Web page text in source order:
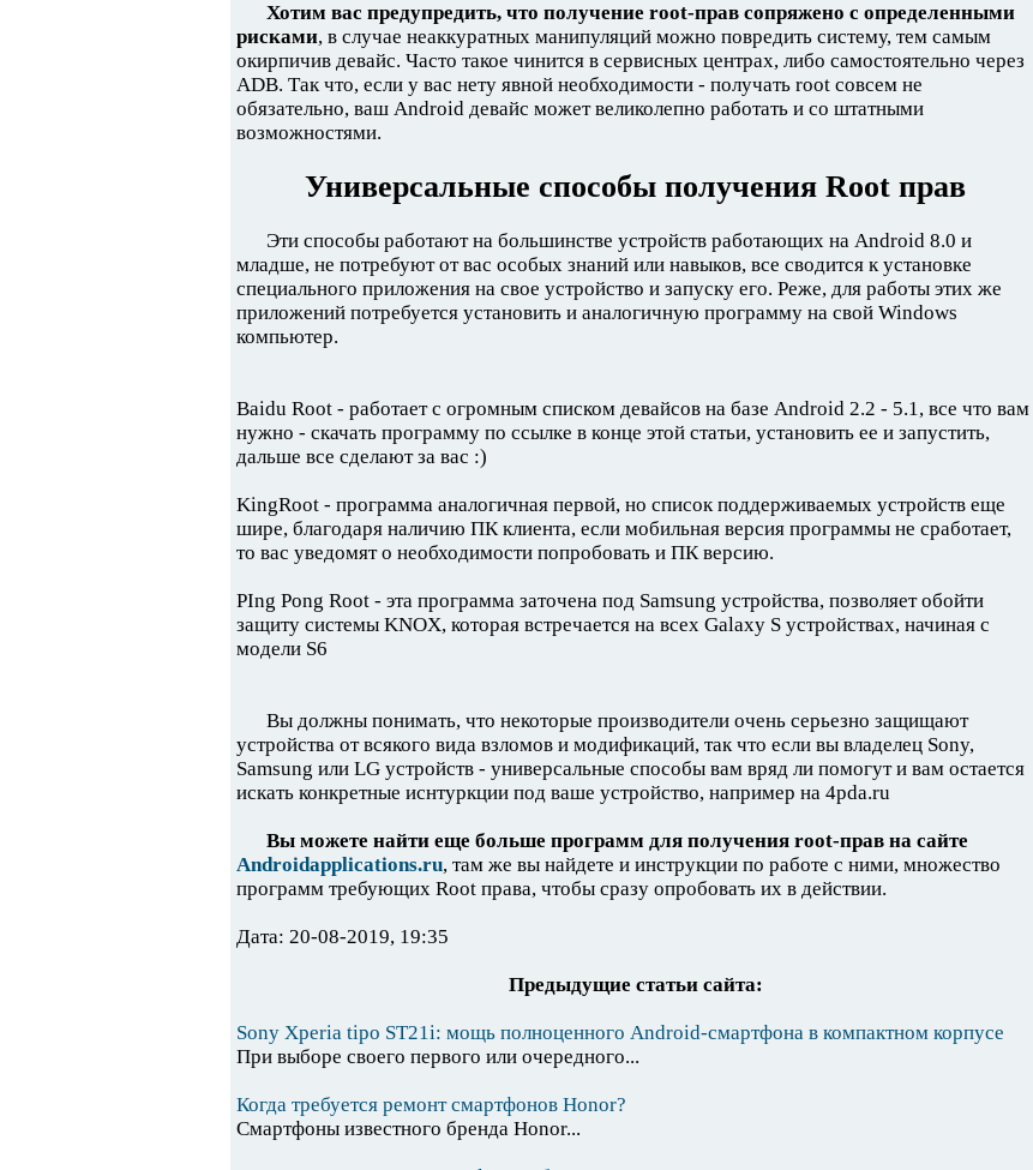
Хотим вас предупредить, что получение root-прав сопряжено с определенными
рисками, в случае неаккуратных манипуляций можно повредить систему, тем самым
окирпичив девайс. Часто такое чинится в сервисных центрах, либо самостоятельно через
ADB. Так что, если у вас нету явной необходимости - получать root совсем не
обязательно, ваш Android девайс может великолепно работать и со штатными
возможностями.
Универсальные способы получения Root прав
Эти способы работают на большинстве устройств работающих на Android 8.0 и
младше, не потребуют от вас особых знаний или навыков, все сводится к установке
специального приложения на свое устройство и запуску его. Реже, для работы этих же
приложений потребуется установить и аналогичную программу на свой Windows
компьютер.
Baidu Root - работает с огромным списком девайсов на базе Android 2.2 - 5.1, все что вам
нужно - скачать программу по ссылке в конце этой статьи, установить ее и запустить,
дальше все сделают за вас :)
KingRoot - программа аналогичная первой, но список поддерживаемых устройств еще
шире, благодаря наличию ПК клиента, если мобильная версия программы не сработает,
то вас уведомят о необходимости попробовать и ПК версию.
PIng Pong Root - эта программа заточена под Samsung устройства, позволяет обойти
защиту системы KNOX, которая встречается на всех Galaxy S устройствах, начиная с
модели S6
Вы должны понимать, что некоторые производители очень серьезно защищают
устройства от всякого вида взломов и модификаций, так что если вы владелец Sony,
Samsung или LG устройств - универсальные способы вам вряд ли помогут и вам остается
искать конкретные иснтуркции под ваше устройство, например на 4pda.ru
Вы можете найти еще больше программ для получения root-прав на сайте
Androidapplications.ru, там же вы найдете и инструкции по работе с ними, множество
программ требующих Root права, чтобы сразу опробовать их в действии.
Дата: 20-08-2019, 19:35
Предыдущие статьи сайта:
Sony Xperia tipo ST21i: мощь полноценного Android-смартфона в компактном корпусе
При выборе своего первого или очередного...
Когда требуется ремонт смартфонов Honor?
Смартфоны известного бренда Honor...